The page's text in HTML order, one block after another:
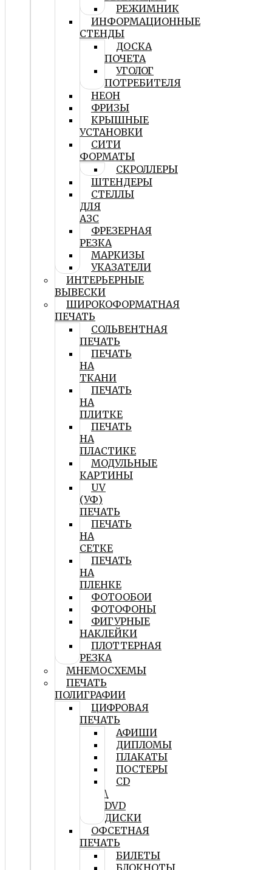
РЕЖИМНИК
ИНФОРМАЦИОННЫЕ
СТЕНДЫ
ДОСКА
ПОЧЕТА
УГОЛОГ
ПОТРЕБИТЕЛЯ
НЕОН
ФРИЗЫ
КРЫШНЫЕ
УСТАНОВКИ
СИТИ
ФОРМАТЫ
СКРОЛЛЕРЫ
ШТЕНДЕРЫ
СТЕЛЛЫ
ДЛЯ
АЗС
ФРЕЗЕРНАЯ
РЕЗКА
МАРКИЗЫ
УКАЗАТЕЛИ
ИНТЕРЬЕРНЫЕ
ВЫВЕСКИ
ШИРОКОФОРМАТНАЯ
ПЕЧАТЬ
СОЛЬВЕНТНАЯ
ПЕЧАТЬ
ПЕЧАТЬ
НА
ТКАНИ
ПЕЧАТЬ
НА
ПЛИТКЕ
ПЕЧАТЬ
НА
ПЛАСТИКЕ
МОДУЛЬНЫЕ
КАРТИНЫ
UV
(УФ)
ПЕЧАТЬ
ПЕЧАТЬ
НА
СЕТКЕ
ПЕЧАТЬ
НА
ПЛЕНКЕ
ФОТООБОИ
ФОТОФОНЫ
ФИГУРНЫЕ
НАКЛЕЙКИ
ПЛОТТЕРНАЯ
РЕЗКА
МНЕМОСХЕМЫ
ПЕЧАТЬ
ПОЛИГРАФИИ
ЦИФРОВАЯ
ПЕЧАТЬ
АФИШИ
ДИПЛОМЫ
ПЛАКАТЫ
ПОСТЕРЫ
CD
\
DVD
ДИСКИ
ОФСЕТНАЯ
ПЕЧАТЬ
БИЛЕТЫ
БЛОКНОТЫ